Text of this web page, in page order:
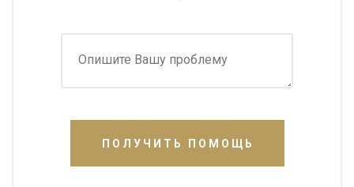
ПОЛУЧИТЬ ПОМОЩЬ